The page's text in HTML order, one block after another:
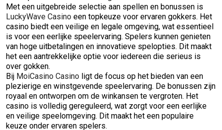
Met een uitgebreide selectie aan spellen en bonussen is
LuckyWave Casino een topkeuze voor ervaren gokkers. Het
casino biedt een veilige en legale omgeving, wat essentieel
is voor een eerlijke speelervaring. Spelers kunnen genieten
van hoge uitbetalingen en innovatieve spelopties. Dit maakt
het een aantrekkelijke optie voor iedereen die serieus is
over gokken.
Bij MoiCasino Casino ligt de focus op het bieden van een
plezierige en winstgevende speelervaring. De bonussen zijn
royaal en ontworpen om de winkansen te vergroten. Het
casino is volledig gereguleerd, wat zorgt voor een eerlijke
en veilige speelomgeving. Dit maakt het een populaire
keuze onder ervaren spelers.